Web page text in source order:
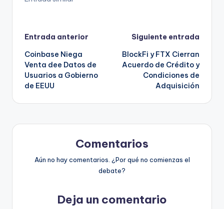
Navegación
de
entradas
Entrada anterior
Coinbase Niega
Venta dee Datos de
Usuarios a Gobierno
de EEUU
Siguiente entrada
BlockFi y FTX Cierran
Acuerdo de Crédito y
Condiciones de
Adquisición
Comentarios
Aún no hay comentarios. ¿Por qué no comienzas el
debate?
Deja un comentario